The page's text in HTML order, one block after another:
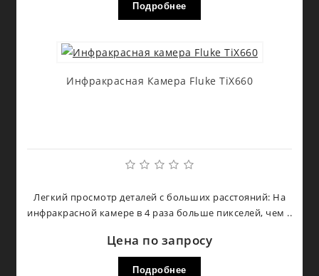
Подробнее
Инфракрасная Камера Fluke TiX660
Легкий просмотр деталей с больших расстояний: На
инфракрасной камере в 4 раза больше пикселей, чем ..
Цена по запросу
Подробнее